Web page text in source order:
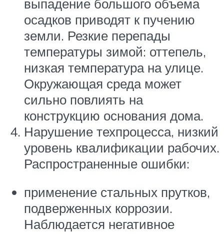
выпадение большого объема
осадков приводят к пучению
земли. Резкие перепады
температуры зимой: оттепель,
низкая температура на улице.
Окружающая среда может
сильно повлиять на
конструкцию основания дома.
Нарушение техпроцесса, низкий
уровень квалификации рабочих.
Распространенные ошибки:
применение стальных прутков,
подверженных коррозии.
Наблюдается негативное